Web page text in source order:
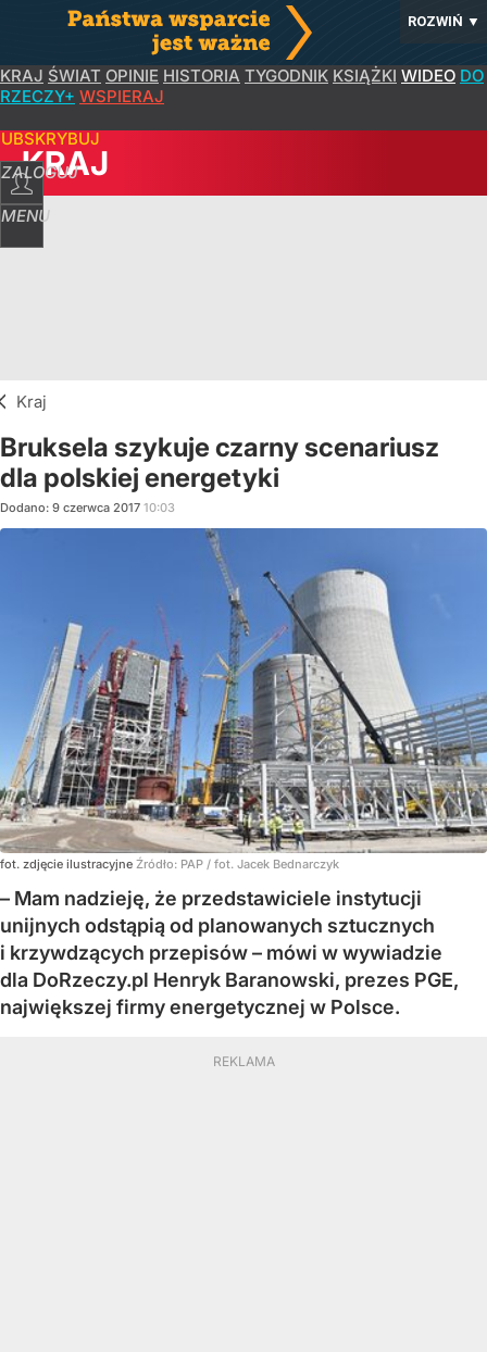
ROZWIŃ ▼
KRAJ ŚWIAT OPINIE HISTORIA TYGODNIK KSIĄŻKI WIDEO DO
RZECZY+ WSPIERAJ
ZALOGUJ
MENU
KRAJ
Kraj
Bruksela szykuje czarny scenariusz
dla polskiej energetyki
Dodano: 9 czerwca 2017 10:03
fot. zdjęcie ilustracyjne Źródło: PAP / fot. Jacek Bednarczyk
– Mam nadzieję, że przedstawiciele instytucji
unijnych odstąpią od planowanych sztucznych
i krzywdzących przepisów – mówi w wywiadzie
dla DoRzeczy.pl Henryk Baranowski, prezes PGE,
największej firmy energetycznej w Polsce.